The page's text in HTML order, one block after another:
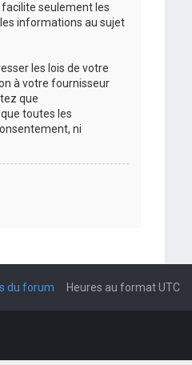
facilite seulement les
informations au sujet
les lois de votre
à votre fournisseur
que
toutes les
ni
Heures au formatUTC
du forum